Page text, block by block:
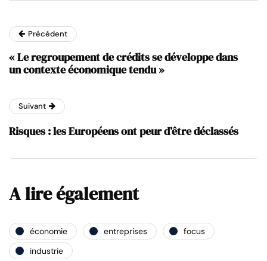
Précédent
« Le regroupement de crédits se développe dans
un contexte économique tendu »
Suivant
Risques : les Européens ont peur d’être déclassés
A lire également
économie entreprises
focus
industrie